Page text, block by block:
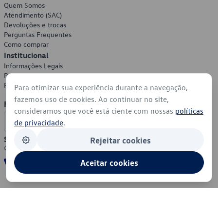
Quem Somos
Atendimento (SAC)
Devoluções e trocas
Perguntas Frequentes
Como comprar
Institucional
Informações Legais
Política de Privacidade
Política de Cookies
Formas de Pagamento
Segurança
Para otimizar sua experiência durante a navegação,
fazemos uso de cookies. Ao continuar no site,
consideramos que você está ciente com nossas políticas
de privacidade.
Rejeitar cookies
Aceitar cookies